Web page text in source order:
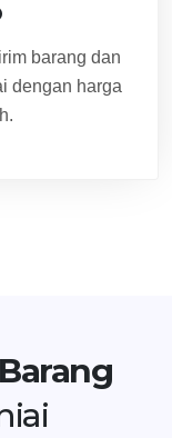
barang dan
dengan harga